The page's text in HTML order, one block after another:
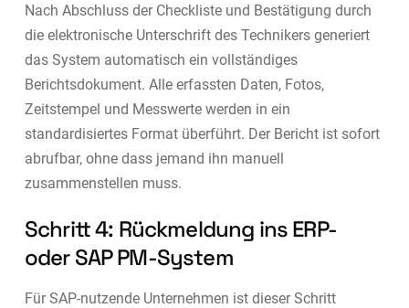
Nach Abschluss der Checkliste und Bestätigung durch
die elektronische Unterschrift des Technikers generiert
das System automatisch ein vollständiges
Berichtsdokument. Alle erfassten Daten, Fotos,
Zeitstempel und Messwerte werden in ein
standardisiertes Format überführt. Der Bericht ist sofort
abrufbar, ohne dass jemand ihn manuell
zusammenstellen muss.
Schritt 4: Rückmeldung ins ERP-
oder SAP PM-System
Für SAP-nutzende Unternehmen ist dieser Schritt